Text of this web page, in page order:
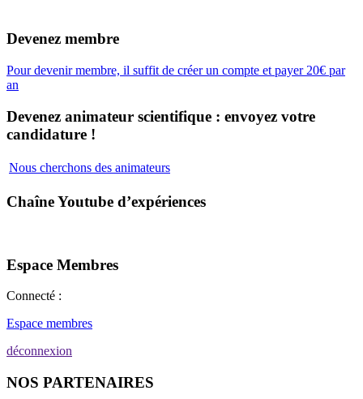
Devenez membre
Pour devenir membre, il suffit de créer un compte et payer 20€ par
an
Devenez animateur scientifique : envoyez votre
candidature !
Nous cherchons des animateurs
Chaîne Youtube d’expériences
Espace Membres
Connecté :
Espace membres
déconnexion
NOS PARTENAIRES